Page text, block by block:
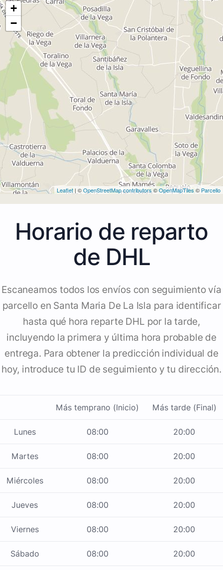
+
−
Leaflet | ©OpenStreetMap contributors©OpenMapTiles © Parcello
Horario de reparto
de DHL
Escaneamos todos los envíos con seguimiento vía
parcello en Santa Maria De La Isla para identificar
hasta qué hora reparte DHL por la tarde,
incluyendo la primera y última hora probable de
entrega. Para obtener la predicción individual de
hoy, introduce tu ID de seguimiento y tu dirección.
Más temprano (Inicio) Más tarde (Final)
Lunes 08:00 20:00
Martes 08:00 20:00
Miércoles 08:00 20:00
Jueves 08:00 20:00
Viernes 08:00 20:00
Sábado 08:00 20:00